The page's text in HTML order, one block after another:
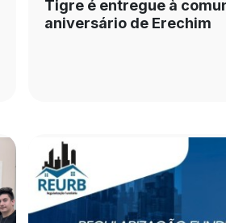
Tigre é entregue à
aniversário de Erechim